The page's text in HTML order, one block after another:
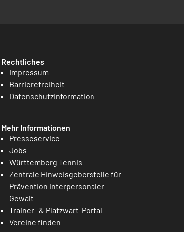
Rechtliches
Impressum
Barrierefreiheit
Datenschutzinformation
Mehr Informationen
Presseservice
Jobs
Württemberg Tennis
Zentrale Hinweisgeberstelle für
Prävention interpersonaler
Gewalt
Trainer- & Platzwart-Portal
Vereine finden